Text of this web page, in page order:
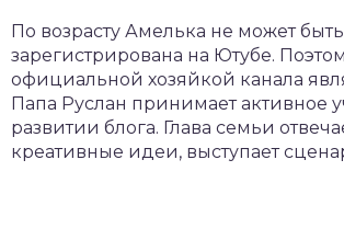
По возрасту Амелька не может быть
зарегистрирована на Ютубе.
официальной хозяйкой канала
Папа Руслан принимает активное
развитии блога. Глава семьи
креативные идеи, выступает